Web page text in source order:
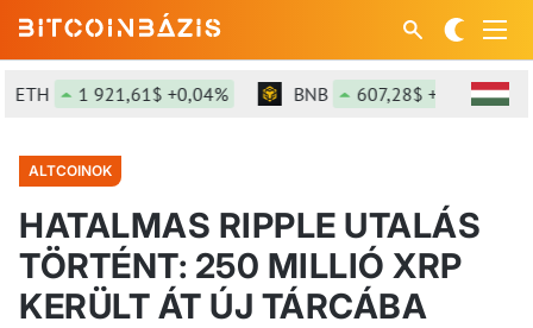
1 921,61$ +0,04% BNB 607,28$ +0,68%
ALTCOINOK
HATALMAS RIPPLE UTALÁS
TÖRTÉNT: 250 MILLIÓ XRP
KERÜLT ÁT ÚJ TÁRCÁBA